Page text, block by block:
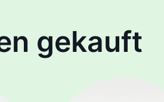
gekauft